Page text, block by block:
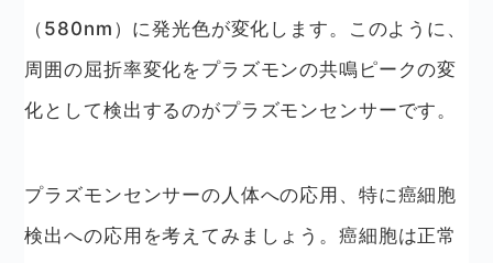
（580nm）に発光色が変化します。このように、
周囲の屈折率変化をプラズモンの共鳴ピークの変
化として検出するのがプラズモンセンサーです。
プラズモンセンサーの人体への応用、特に癌細胞
検出への応用を考えてみましょう。癌細胞は正常